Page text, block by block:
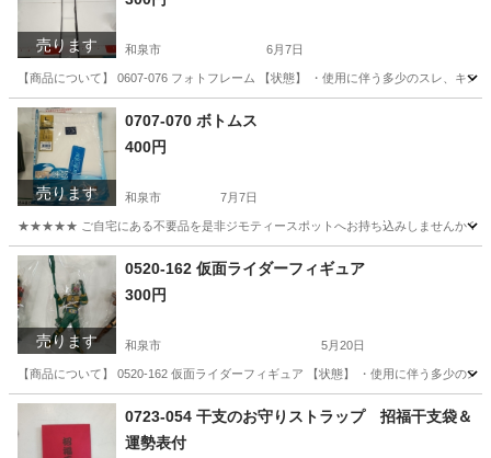
売ります 和泉市 6月7日
【商品について】 0607-076 フォトフレーム 【状態】 ・使用に伴う多少のスレ、キ
大阪 和泉市 リユース
売ります
0707-070 ボトムス
400円
和泉市 7月7日
★★★★★ ご自宅にある不要品を是非ジモティースポットへお持ち込みしませんか？
大阪 和泉市 現地
売ります
0520-162 仮面ライダーフィギュア
300円
和泉市 5月20日
【商品について】 0520-162 仮面ライダーフィギュア 【状態】 ・使用に伴う多少の
大阪 和泉市 リユース
0723-054 干支のお守りストラップ 招福干支袋＆
運勢表付